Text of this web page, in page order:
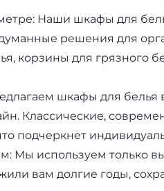
Наши шкафы для
решения для
корзины для грязного
шкафы для белья
Классические,
подчеркнет
Мы используем только
вам долгие годы,